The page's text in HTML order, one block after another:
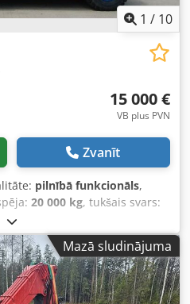
1 / 10
15 000 €
VB plus PVN
Zvanīt
pilnībā funkcionāls,
20 000 kg, tukšais svars:
Kravas masas smaguma
ļoti labs Apraksts: Āķa
nevis visa iekārta.
Mazā sludinājuma